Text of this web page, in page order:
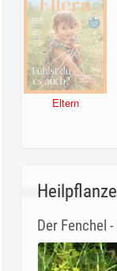
Eltern
Der Fenchel